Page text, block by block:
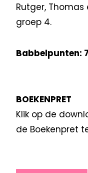
Rutger,
groep 4.
Babbelpunten:
BOEKENPRET
Klik op de
de Boekenpret